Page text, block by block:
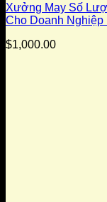
Xưởng May Số
Cho Doanh Nghiệp
$1,000.00